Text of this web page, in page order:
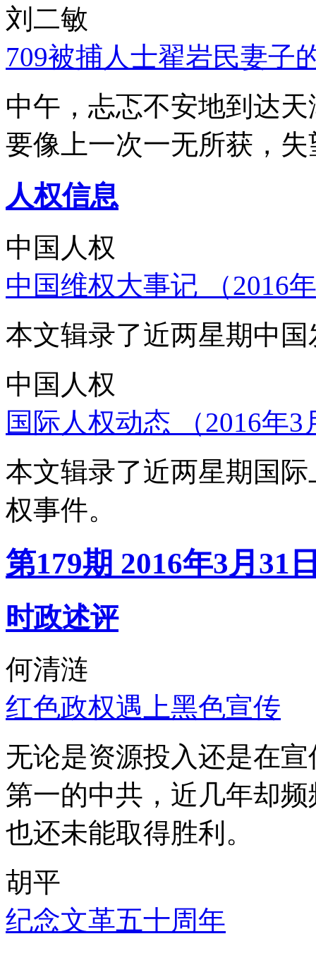
刘二敏
709被捕人士翟岩民妻子
中午，忐忑不安地到达
要像上一次一无所获，
人权信息
中国人权
中国维权大事记 （2016
本文辑录了近两星期中
中国人权
国际人权动态 （2016年
本文辑录了近两星期国
权事件。
第179期 2016年3月31
时政述评
何清涟
红色政权遇上黑色宣传
无论是资源投入还是在
第一的中共，近几年却
也还未能取得胜利。
胡平
纪念文革五十周年